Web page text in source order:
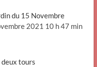
du 15 Novembre
2021 10 h 47 min
tours